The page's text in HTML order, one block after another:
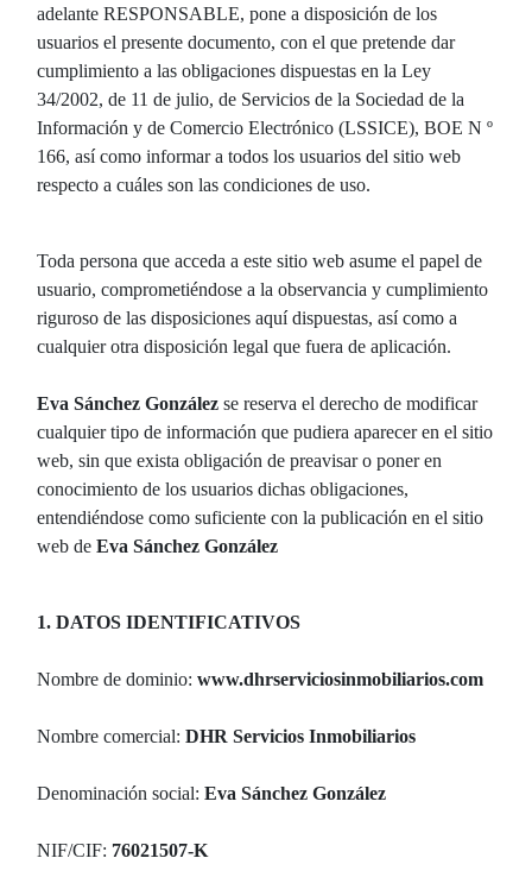
adelante RESPONSABLE, pone a disposición de los
usuarios el presente documento, con el que pretende dar
cumplimiento a las obligaciones dispuestas en la Ley
34/2002, de 11 de julio, de Servicios de la Sociedad de la
Información y de Comercio Electrónico (LSSICE), BOE N º
166, así como informar a todos los usuarios del sitio web
respecto a cuáles son las condiciones de uso.
Toda persona que acceda a este sitio web asume el papel de
usuario, comprometiéndose a la observancia y cumplimiento
riguroso de las disposiciones aquí dispuestas, así como a
cualquier otra disposición legal que fuera de aplicación.
Eva Sánchez González se reserva el derecho de modificar
cualquier tipo de información que pudiera aparecer en el sitio
web, sin que exista obligación de preavisar o poner en
conocimiento de los usuarios dichas obligaciones,
entendiéndose como suficiente con la publicación en el sitio
web de Eva Sánchez González
1. DATOS IDENTIFICATIVOS
Nombre de dominio: www.dhrserviciosinmobiliarios.com
Nombre comercial: DHR Servicios Inmobiliarios
Denominación social: Eva Sánchez González
NIF/CIF: 76021507-K